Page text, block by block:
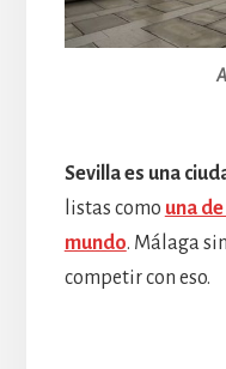
Sevilla es una
listas como una
mundo. Málaga
competir con eso.